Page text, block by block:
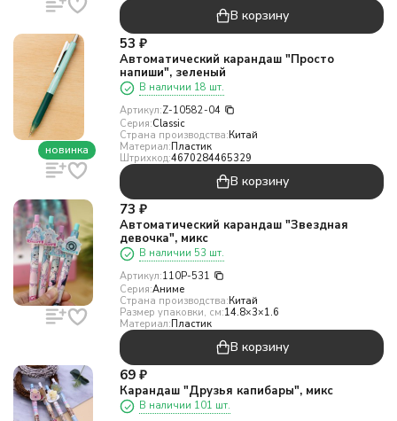
В корзину
новинка
53 ₽
Автоматический карандаш "Просто
напиши", зеленый
В наличии 18 шт.
Артикул:Z-10582-04
Серия:Classic
Страна производства:Китай
Материал:Пластик
Штрихкод:4670284465329
В корзину
73 ₽
Автоматический карандаш "Звездная
девочка", микс
В наличии 53 шт.
Артикул:110P-531
Серия:Аниме
Страна производства:Китай
Размер упаковки, см:14.8×3×1.6
Материал:Пластик
В корзину
69 ₽
Карандаш "Друзья капибары", микс
В наличии 101 шт.